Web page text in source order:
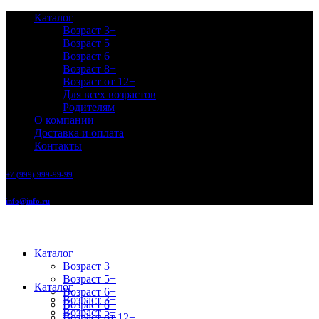
Каталог
Возраст 3+
Возраст 5+
Возраст 6+
Возраст 8+
Возраст от 12+
Для всех возрастов
Родителям
О компании
Доставка и оплата
Контакты
+7 (999) 999-99-99
info@info.ru
Каталог
Возраст 3+
Возраст 5+
Возраст 6+
Возраст 8+
Каталог
Возраст 3+
Возраст 5+